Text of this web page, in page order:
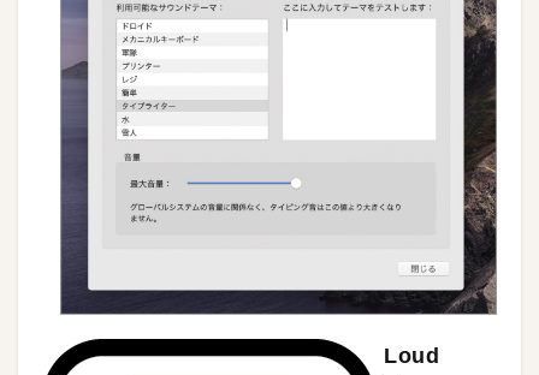
Loud